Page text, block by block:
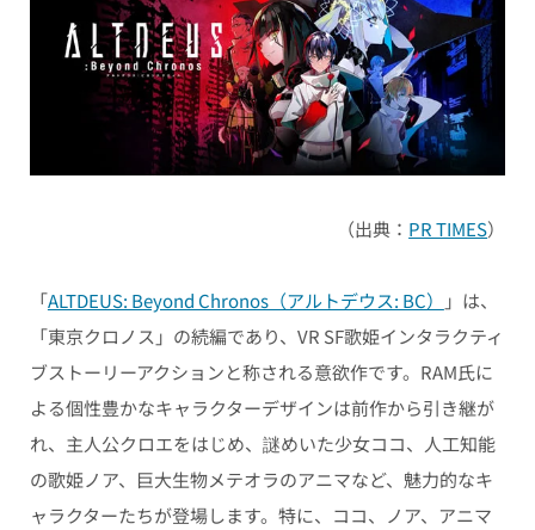
（出典： PR TIMES）
「ALTDEUS: Beyond Chronos（アルトデウス: BC）
」は、
「東京クロノス」の続編であり、VR SF歌姫インタラクティ
ブストーリーアクションと称される意欲作です。RAM氏に
よる個性豊かなキャラクターデザインは前作から引き継が
れ、主人公クロエをはじめ、謎めいた少女ココ、人工知能
の歌姫ノア、巨大生物メテオラのアニマなど、魅力的なキ
ャラクターたちが登場します。特に、ココ、ノア、アニマ